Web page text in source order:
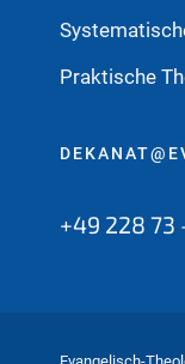
Praktische
+49 228 73